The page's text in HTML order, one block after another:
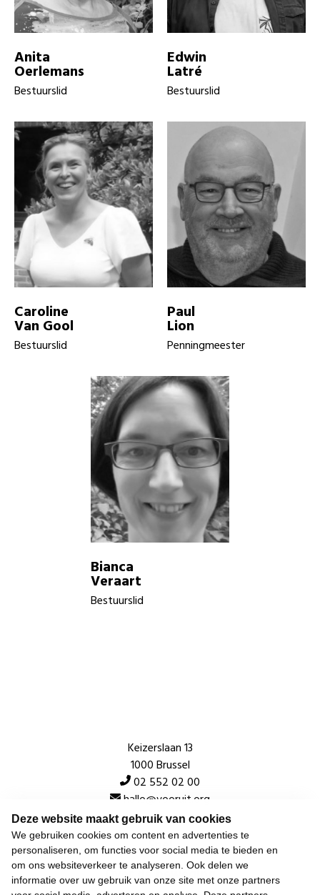
Deze website maakt gebruik van cookies
We gebruiken cookies om content en advertenties te
personaliseren, om functies voor social media te bieden en
om ons websiteverkeer te analyseren. Ook delen we
informatie over uw gebruik van onze site met onze partners
Anita
Oerlemans
Bestuurslid
Edwin
Latré
Bestuurslid
Caroline
Van Gool
Bestuurslid
Paul
Lion
Penningmeester
Bianca
Veraart
Bestuurslid
Keizerslaan 13
1000 Brussel
02 552 02 00
hallo@vooruit.org
Snel
Over de beweging